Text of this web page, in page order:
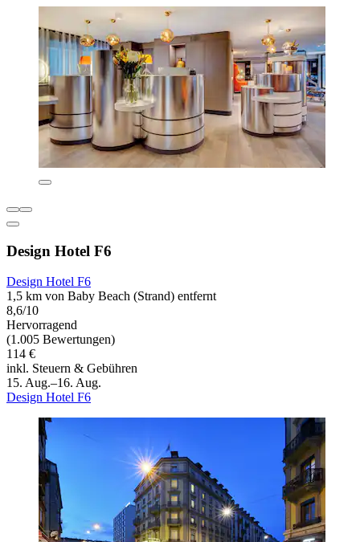
Design Hotel F6
Design Hotel F6
1,5 km von Baby Beach (Strand) entfernt
8,6/10
Hervorragend
(1.005 Bewertungen)
114 €
inkl. Steuern & Gebühren
15. Aug.–16. Aug.
Design Hotel F6